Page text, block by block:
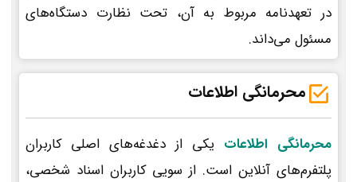
در تعهدنامه مربوط به آن، تحت نظارت دستگاه‌های
مسئول می‌داند.
محرمانگی اطلاعات
محرمانگی اطلاعات یکی از دغدغه‌های اصلی کاربران
پلتفرم‌های آنلاین است. از سویی کاربران اسناد شخصی،